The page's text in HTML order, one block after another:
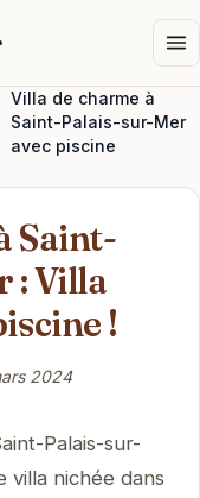
Villa de charme à
Saint-Palais-sur-Mer
avec piscine
Saint-
: Villa
!
2024
Palais-sur-
villa nichée dans